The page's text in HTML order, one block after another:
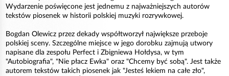
Wydarzenie poświęcone jest jednemu z najważniejszych autorów
tekstów piosenek w historii polskiej muzyki rozrywkowej.
Bogdan Olewicz przez dekady współtworzył największe przeboje
polskiej sceny. Szczególne miejsce w jego dorobku zajmują utwory
napisane dla zespołu Perfect i Zbigniewa Hołdysa, w tym
"Autobiografia", "Nie płacz Ewka" oraz "Chcemy być sobą". Jest także
autorem tekstów takich piosenek jak "Jesteś lekiem na całe zło",